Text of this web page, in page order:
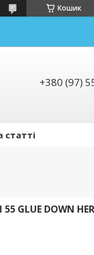
Кошик
+380 (97)
статті
GLUE DOWN